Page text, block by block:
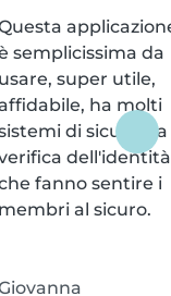
semplicissima da
usare, super utile,
ha molti
di sicurezza
dell'identità
fanno sentire i
membri al sicuro.